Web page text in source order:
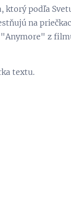
ktorý podľa
na
z
textu.